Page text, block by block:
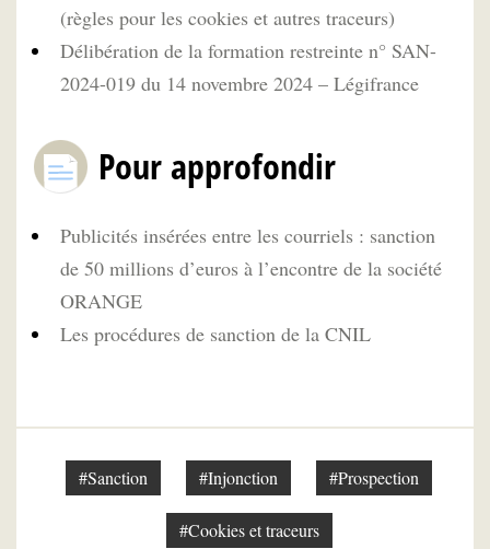
(règles pour les cookies et autres traceurs)
Délibération de la formation restreinte n° SAN-
2024-019 du 14 novembre 2024 – Légifrance
Pour approfondir
Publicités insérées entre les courriels : sanction
de 50 millions d’euros à l’encontre de la société
ORANGE
Les procédures de sanction de la CNIL
#Sanction #Injonction #Prospection
#Cookies et traceurs